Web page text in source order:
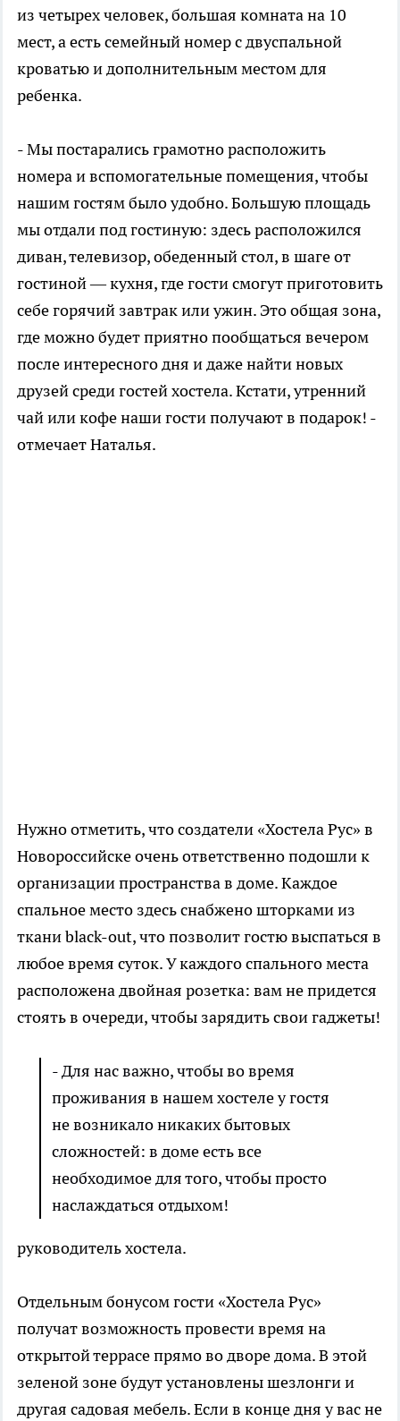
из четырех человек, большая комната на 10
мест, а есть семейный номер с двуспальной
кроватью и дополнительным местом для
ребенка.
- Мы постарались грамотно расположить
номера и вспомогательные помещения, чтобы
нашим гостям было удобно. Большую площадь
мы отдали под гостиную: здесь расположился
диван, телевизор, обеденный стол, в шаге от
гостиной — кухня, где гости смогут приготовить
себе горячий завтрак или ужин. Это общая зона,
где можно будет приятно пообщаться вечером
после интересного дня и даже найти новых
друзей среди гостей хостела. Кстати, утренний
чай или кофе наши гости получают в подарок! -
отмечает Наталья.
Нужно отметить, что создатели «Хостела Рус» в
Новороссийске очень ответственно подошли к
организации пространства в доме. Каждое
спальное место здесь снабжено шторками из
ткани black-out, что позволит гостю выспаться в
любое время суток. У каждого спального места
расположена двойная розетка: вам не придется
стоять в очереди, чтобы зарядить свои гаджеты!
- Для нас важно, чтобы во время
проживания в нашем хостеле у гостя
не возникало никаких бытовых
сложностей: в доме есть все
необходимое для того, чтобы просто
наслаждаться отдыхом!
руководитель хостела.
Отдельным бонусом гости «Хостела Рус»
получат возможность провести время на
открытой террасе прямо во дворе дома. В этой
зеленой зоне будут установлены шезлонги и
другая садовая мебель. Если в конце дня у вас не